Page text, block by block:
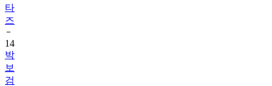
타
즈
14
박
보
검